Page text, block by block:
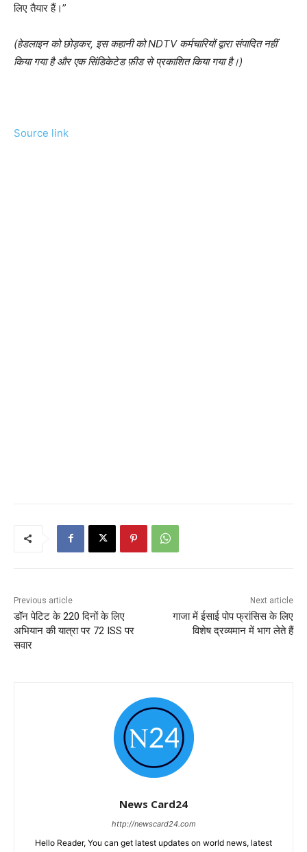
लिए तैयार हैं।”
(हेडलाइन को छोड़कर, इस कहानी को NDTV कर्मचारियों द्वारा संपादित नहीं
किया गया है और एक सिंडिकेटेड फ़ीड से प्रकाशित किया गया है।)
Source link
Previous article
डॉन पेटिट के 220 दिनों के लिए
अभियान की यात्रा पर 72 ISS पर
सवार
Next article
गाजा में ईसाई पोप फ्रांसिस के लिए
विशेष द्रव्यमान में भाग लेते हैं
News Card24
http://newscard24.com
Hello Reader, You can get latest updates on world news, latest